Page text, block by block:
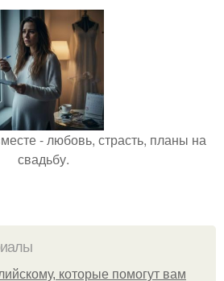
- любовь, страсть, планы на
свадьбу.
которые помогут вам